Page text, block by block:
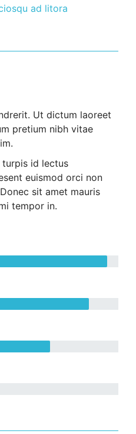
ad litora
Ut dictum laoreet
pretium nibh vitae
turpis id lectus
euismod orci non
sit amet mauris
tempor in.